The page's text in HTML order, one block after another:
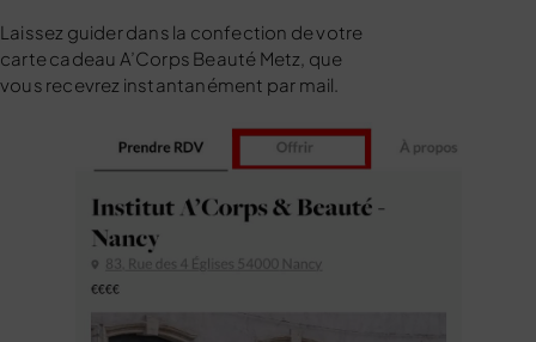
Laissez guider dans la confection de votre
carte cadeau A’Corps Beauté Metz, que
vous recevrez instantanément par mail.